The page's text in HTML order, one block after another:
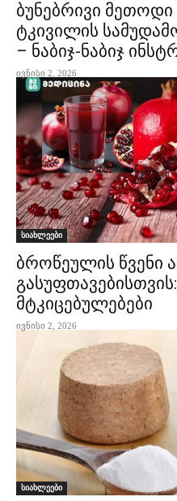
ბუნებრივი მეთოდი
ტკივილის
– ნაბიჯ-ნაბიჯ
ივნისი 2, 2026
სიახლეები
ბროწეულის წვენი
მტკიცებულებები
ივნისი 2, 2026
სიახლეები